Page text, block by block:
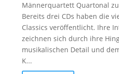
Männerquartett Quartonal
Bereits drei CDs haben die
Classics veröffentlicht. Ihre
zeichnen sich durch ihre
musikalischen Detail und
K...